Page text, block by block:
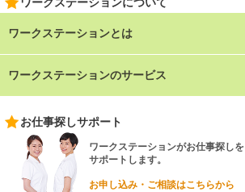
ワークステーションについて
ワークステーションとは
ワークステーションのサービス
お仕事探しサポート
ワークステーションがお仕事探しを
サポートします。
お申し込み・ご相談はこちらから